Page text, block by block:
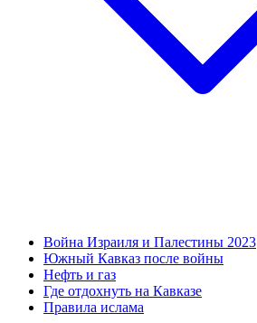
Война Израиля и Палестины 2023
Южный Кавказ после войны
Нефть и газ
Где отдохнуть на Кавказе
Правила ислама